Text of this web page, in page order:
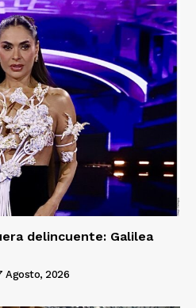
delincuente: Galilea
Agosto, 2026